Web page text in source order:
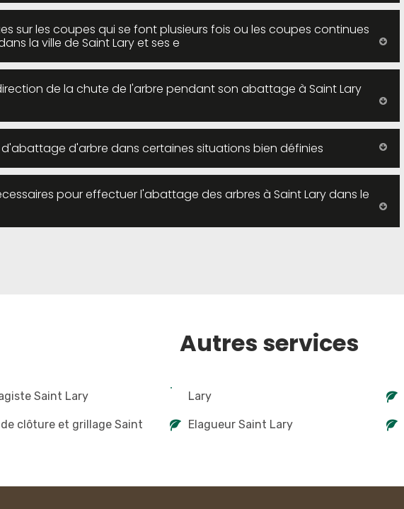
sur les coupes qui se font plusieurs fois ou les coupes continues
la ville de Saint Lary et ses e
de la chute de l'arbre pendant son abattage à Saint Lary
d'arbre dans certaines situations bien définies
pour effectuer l'abattage des arbres à Saint Lary dans le
Autres services
Saint Lary
de clôture et grillage Saint
Lary
Elagueur Saint Lary